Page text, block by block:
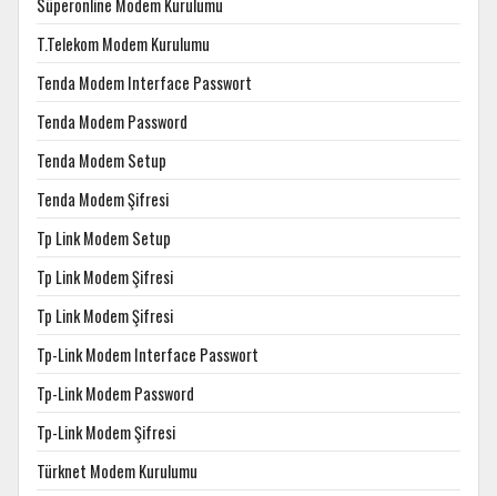
T.Telekom Modem Kurulumu
Tenda Modem Interface Passwort
Tenda Modem Password
Tenda Modem Setup
Tenda Modem Şifresi
Tp Link Modem Setup
Tp Link Modem Şifresi
Tp Link Modem Şifresi
Tp-Link Modem Interface Passwort
Tp-Link Modem Password
Tp-Link Modem Şifresi
Türknet Modem Kurulumu